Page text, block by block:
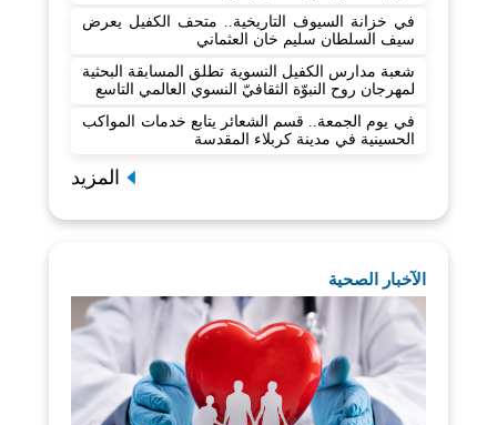
في خزانة السيوف التاريخية.. متحف الكفيل يعرض
سيف السلطان سليم خان العثماني
شعبة مدارس الكفيل النسوية تطلق المسابقة البحثية
لمهرجان روح النبوّة الثقافيّ النسوي العالمي التاسع
في يوم الجمعة.. قسم الشعائر يتابع خدمات المواكب
الحسينية في مدينة كربلاء المقدسة
المزيد
الآخبار الصحية